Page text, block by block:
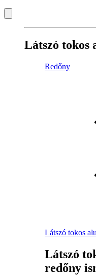
Látszó tokos
Redőny
Látszó tokos
Látszó
redőny